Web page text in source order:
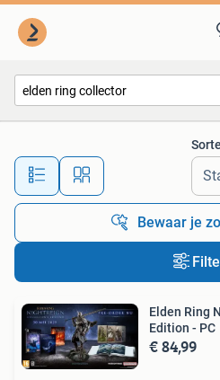
Alle
Bewaar je
Elden Ring
Edition - PC
€ 84,99